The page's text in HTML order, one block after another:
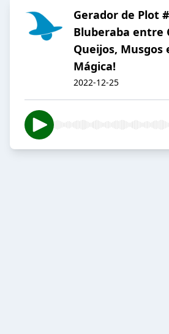
Gerador de Plot
Bluberaba entre
Queijos, Musgos
Mágica!
2022-12-25